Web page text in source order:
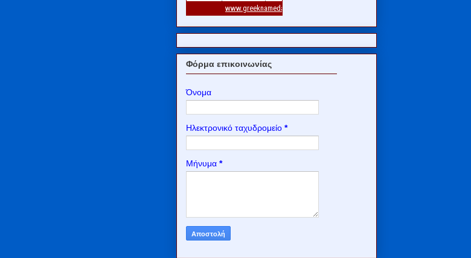
Φόρμα επικοινωνίας
Όνομα
Ηλεκτρονικό ταχυδρομείο *
Μήνυμα *